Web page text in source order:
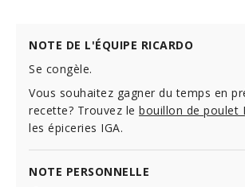
NOTE DE L'ÉQUIPE RICARDO
Se congèle.
Vous souhaitez gagner du temps en
recette? Trouvez le bouillon de poulet
les épiceries IGA.
NOTE PERSONNELLE